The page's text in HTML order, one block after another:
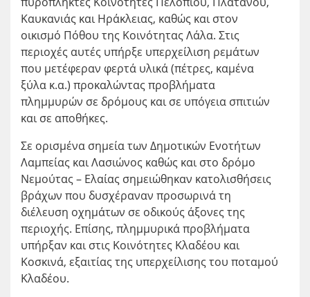
Καυκανιάς και Ηράκλειας, καθώς και στον
οικισμό Πόθου της Κοινότητας Λάλα. Στις
περιοχές αυτές υπήρξε υπερχείλιση ρεμάτων
που μετέφεραν φερτά υλικά (πέτρες, καμένα
ξύλα κ.α.) προκαλώντας προβλήματα
πλημμυρών σε δρόμους και σε υπόγεια σπιτιών
και σε αποθήκες.
Σε ορισμένα σημεία των Δημοτικών Ενοτήτων
Λαμπείας και Λασιώνος καθώς και στο δρόμο
Νεμούτας – Ελαίας σημειώθηκαν κατολισθήσεις
βράχων που δυσχέραναν προσωρινά τη
διέλευση οχημάτων σε οδικούς άξονες της
περιοχής. Επίσης, πλημμυρικά προβλήματα
υπήρξαν και στις Κοινότητες Κλαδέου και
Κοσκινά, εξαιτίας της υπερχείλισης του ποταμού
Κλαδέου.